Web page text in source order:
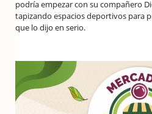
podría empezar con su compañero
tapizando espacios deportivos para
que lo dijo en serio.